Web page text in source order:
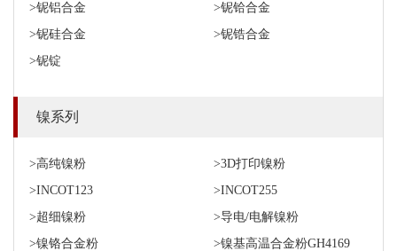
>铌铝合金
>铌铪合金
>铌硅合金
>铌锆合金
>铌锭
镍系列
>高纯镍粉
>3D打印镍粉
>INCOT123
>INCOT255
>超细镍粉
>导电/电解镍粉
>镍铬合金粉
>镍基高温合金粉GH4169